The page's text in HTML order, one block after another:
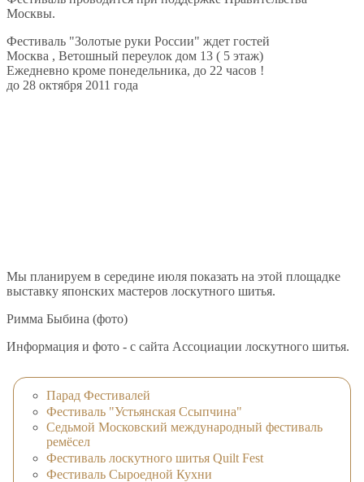
Москвы.
Фестиваль "Золотые руки России" ждет гостей
Москва , Ветошный переулок дом 13 ( 5 этаж)
Ежедневно кроме понедельника, до 22 часов !
до 28 октября 2011 года
Мы планируем в середине июля показать на этой площадке
выставку японских мастеров лоскутного шитья.
Римма Быбина (фото)
Информация и фото - с сайта Ассоциации лоскутного шитья.
Парад Фестивалей
Фестиваль "Устьянская Ссыпчина"
Седьмой Московский международный фестиваль
ремёсел
Фестиваль лоскутного шитья Quilt Fest
Фестиваль Сыроедной Кухни